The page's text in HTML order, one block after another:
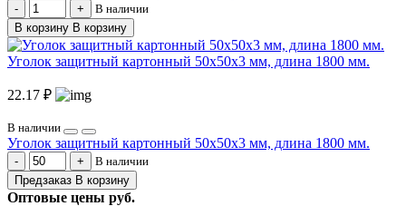
В наличии
В корзину В корзину
Уголок защитный картонный 50х50х3 мм, длина 1800 мм.
22.17 ₽
В наличии
Уголок защитный картонный 50х50х3 мм, длина 1800 мм.
В наличии
Предзаказ В корзину
Оптовые цены руб.